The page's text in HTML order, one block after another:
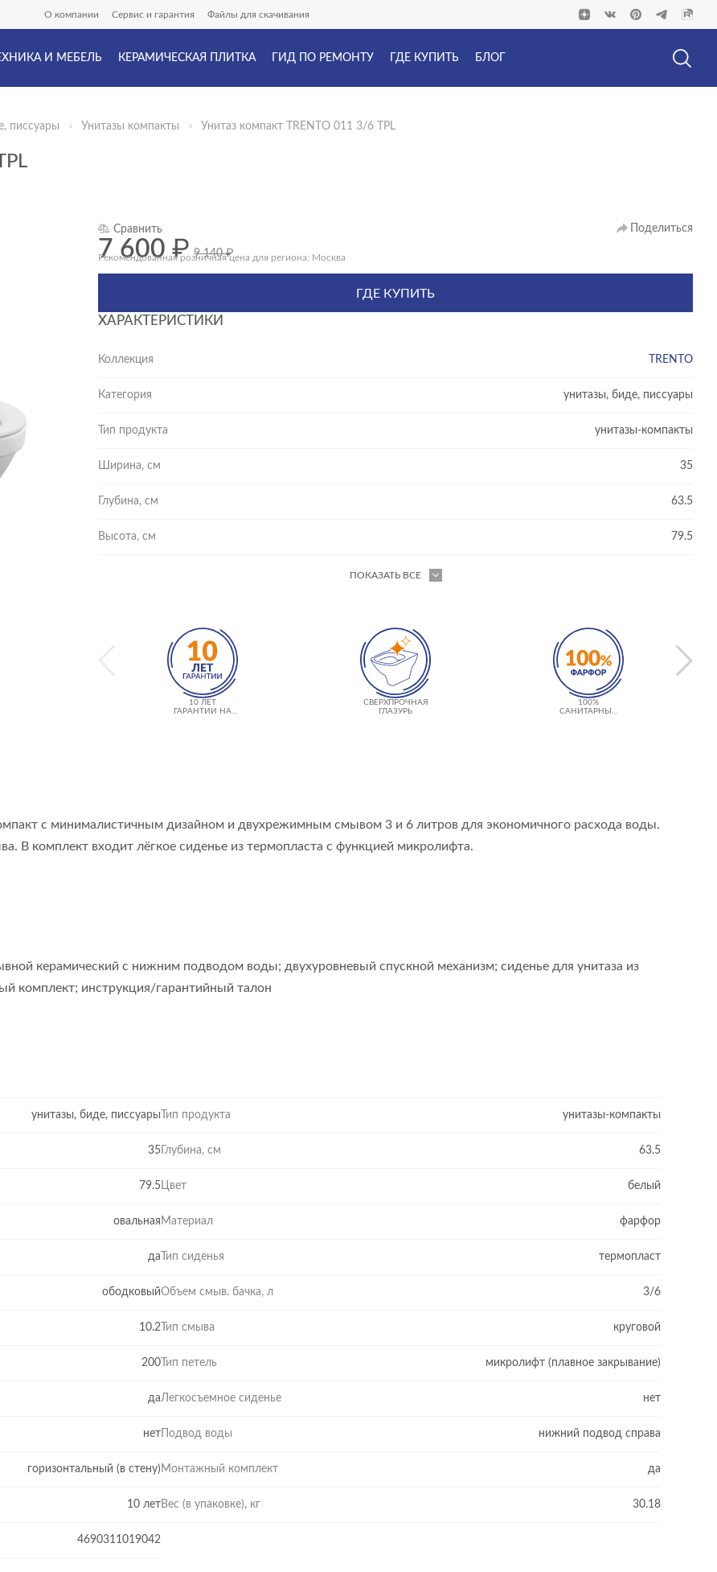
О компании Сервис и гарантия Файлы для скачивания
И МЕБЕЛЬ КЕРАМИЧЕСКАЯ ПЛИТКА ГИД ПО РЕМОНТУ ГДЕ КУПИТЬ БЛОГ
писсуары Унитазы компакты Унитаз компакт TRENTO 011 3/6 TPL
ХАРАКТЕРИСТИКИ
Коллекция TRENTO
Категория унитазы, биде, писсуары
Тип продукта унитазы-компакты
Ширина, см 35
Глубина, см 63.5
Высота, см 79.5
ПОКАЗАТЬ ВСЕ
Сравнить Поделиться
7 600₽ 9 140₽
Рекомендованная розничная цена для региона: Москва
ГДЕ КУПИТЬ
10 ЛЕТ
ГАРАНТИИ НА
СВЕРХПРОЧНАЯ
ГЛАЗУРЬ
100%
САНИТАРНЫЙ
с минималистичным дизайном и двухрежимным смывом 3 и 6 литров для экономичного расхода воды.
В комплект входит лёгкое сиденье из термопласта с функцией микролифта.
керамический с нижним подводом воды; двухуровневый спускной механизм; сиденье для унитаза из
комплект; инструкция/гарантийный талон
унитазы, биде, писсуары Тип продукта унитазы-компакты
35 Глубина, см 63.5
79.5Цвет белый
овальная Материал фарфор
да Тип сиденья термопласт
ободковыйОбъем смыв. бачка, л 3/6
10.2 Тип смыва круговой
200 Тип петель микролифт (плавное закрывание)
даЛегкосъемное сиденье нет
нет Подвод воды нижний подвод справа
горизонтальный (в стену) Монтажный комплект да
10 летВес (в упаковке), кг 30.18
4690311019042